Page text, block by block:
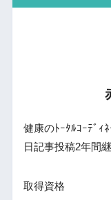
健康のﾄｰﾀﾙｺｰﾃﾞｨ
日記事投稿2年間継
取得資格